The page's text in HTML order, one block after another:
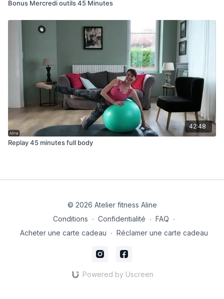
Bonus Mercredi outils 45 Minutes
42:48
Replay 45 minutes full body
© 2026 Atelier fitness Aline
Conditions ∙ Confidentialité ∙ FAQ ∙
Acheter une carte cadeau ∙ Réclamer une carte cadeau
Powered by Uscreen